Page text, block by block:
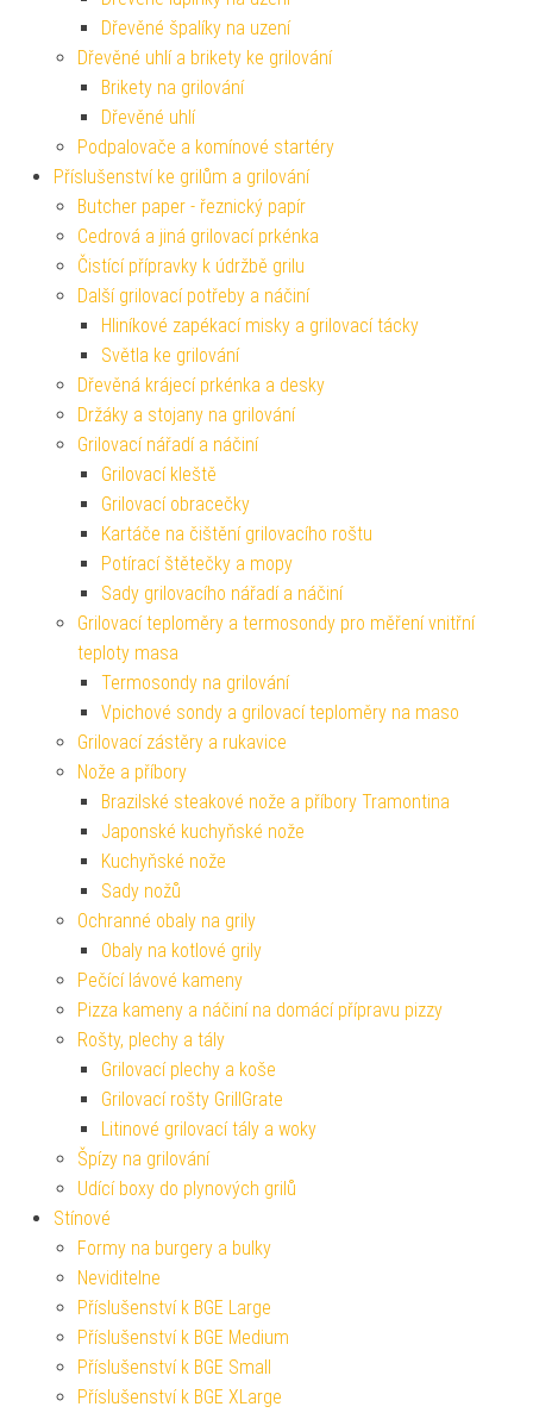
Dřevěné špalíky na uzení
Dřevěné uhlí a brikety ke grilování
Brikety na grilování
Dřevěné uhlí
Podpalovače a komínové startéry
Příslušenství ke grilům a grilování
Butcher paper - řeznický papír
Cedrová a jiná grilovací prkénka
Čistící přípravky k údržbě grilu
Další grilovací potřeby a náčiní
Hliníkové zapékací misky a grilovací tácky
Světla ke grilování
Dřevěná krájecí prkénka a desky
Držáky a stojany na grilování
Grilovací nářadí a náčiní
Grilovací kleště
Grilovací obracečky
Kartáče na čištění grilovacího roštu
Potírací štětečky a mopy
Sady grilovacího nářadí a náčiní
Grilovací teploměry a termosondy pro měření vnitřní
teploty masa
Termosondy na grilování
Vpichové sondy a grilovací teploměry na maso
Grilovací zástěry a rukavice
Nože a příbory
Brazilské steakové nože a příbory Tramontina
Japonské kuchyňské nože
Kuchyňské nože
Sady nožů
Ochranné obaly na grily
Obaly na kotlové grily
Pečící lávové kameny
Pizza kameny a náčiní na domácí přípravu pizzy
Rošty, plechy a tály
Grilovací plechy a koše
Grilovací rošty GrillGrate
Litinové grilovací tály a woky
Špízy na grilování
Udící boxy do plynových grilů
Stínové
Formy na burgery a bulky
Neviditelne
Příslušenství k BGE Large
Příslušenství k BGE Medium
Příslušenství k BGE Small
Příslušenství k BGE XLarge